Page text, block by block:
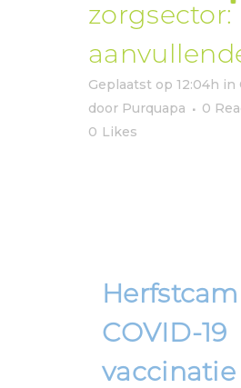
zorgsector:
Geplaatst op 12:04h in
door Purquapa
0
0 Likes
COVID-19
vaccinatie